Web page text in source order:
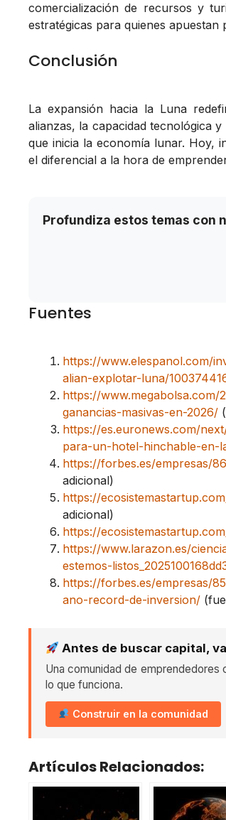
comercialización de recursos y
estratégicas para quienes
Conclusión
La expansión hacia la Luna
alianzas, la capacidad tecnológica
que inicia la economía lunar. Hoy,
el diferencial a la hora de
Profundiza estos temas con
Fuentes
https://www.elespanol.com/
alian-explotar-luna/
https://www.megabolsa.com/
ganancias-masivas-en-2026/
https://es.euronews.com/
para-un-hotel-hinchable-en-
https://forbes.es/empresas/
adicional)
https://
adicional)
https://
https://www.larazon.es/
estemos-
https://forbes.es/empresas/
ano-record-de-inversion/
Antes de buscar capital,
Una comunidad de
lo que funciona.
Construir en la comunidad
Artículos Relacionados: